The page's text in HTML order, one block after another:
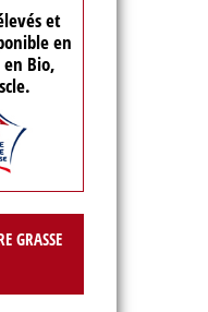
et
en
en Bio,
GRASSE